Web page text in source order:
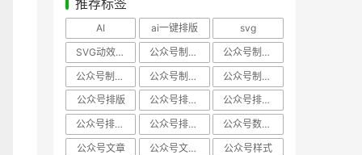
推荐标签
AI ai一键排版
svg
SVG动效样式
公众号制作、公众号排版
公众号制作、公众号模板
公众号制作、微信编辑器
公众号制作，公众号排版
公众号制作，公众号排版、微信编辑器
公众号排版
公众号排版，公众号模板
公众号排版，公众号素材
公众号排版，微信编辑器
公众号排版，排版样式
公众号数据分析
公众号文章
公众号文章、公众号运营
公众号样式